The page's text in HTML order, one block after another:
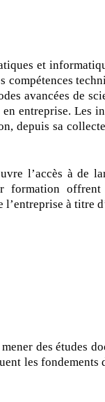
et
avancées de
entreprise. Les
depuis sa
l’accès à de
formation offrent
à titre
des études
les fondements